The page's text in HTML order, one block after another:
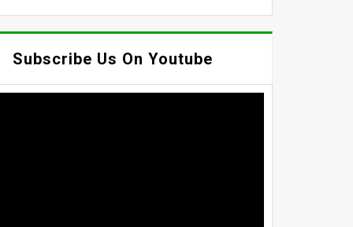
Subscribe Us On Youtube